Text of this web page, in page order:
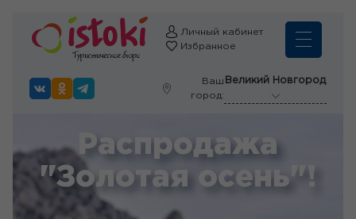
Личный кабинет
Избранное
Ваш
город:
Великий Новгород
Распродажа
"Золотая осень"!